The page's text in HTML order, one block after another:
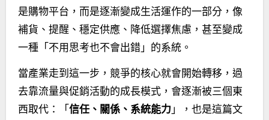
是購物平台，而是逐漸變成生活運作的一部分，像
補貨、提醒、穩定供應、降低選擇焦慮，甚至變成
一種「不用思考也不會出錯」的系統。
當產業走到這一步，競爭的核心就會開始轉移，過
去靠流量與促銷活動的成長模式，會逐漸被三個東
西取代：「信任、關係、系統能力 」，也是這篇文